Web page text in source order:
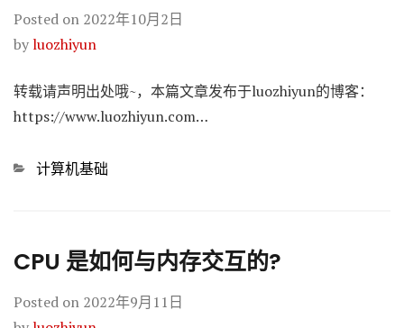
Posted on 2022年10月2日
byluozhiyun
转载请声明出处哦~，本篇文章发布于luozhiyun的博客：
https://www.luozhiyun.com…
Categories
计算机基础
CPU 是如何与内存交互的?
Posted on 2022年9月11日